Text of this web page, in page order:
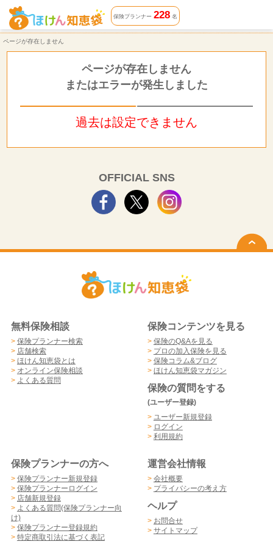
ページが存在しません | ほけん知恵袋
保険プランナー 228名
ページが存在しません
ページが存在しません
またはエラーが発生しました
過去は設定できません
OFFICIAL SNS
無料保険相談
> 保険プランナー検索
> 店舗検索
> ほけん知恵袋とは
> オンライン保険相談
> よくある質問
保険コンテンツを見る
> 保険のQ&Aを見る
> プロの加入保険を見る
> 保険コラム&ブログ
> ほけん知恵袋マガジン
保険の質問をする
(ユーザー登録)
> ユーザー新規登録
> ログイン
> 利用規約
保険プランナーの方へ
> 保険プランナー新規登録
> 保険プランナーログイン
> 店舗新規登録
> よくある質問(保険プランナー向
け)
> 保険プランナー登録規約
> 特定商取引法に基づく表記
運営会社情報
> 会社概要
> プライバシーの考え方
ヘルプ
> お問合せ
> サイトマップ